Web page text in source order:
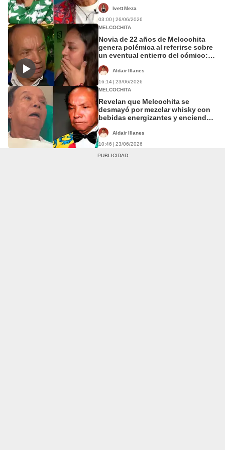
Ivett Meza
03:00 | 26/06/2026
MELCOCHITA
Novia de 22 años de Melcochita
genera polémica al referirse sobre
un eventual entierro del cómico:
todo"Aldair Illanes
16:14 | 23/06/2026
MELCOCHITA
Revelan que Melcochita se
desmayó por mezclar whisky con
bebidas energizantes y encienden
Aldair Illanes
10:46 | 23/06/2026